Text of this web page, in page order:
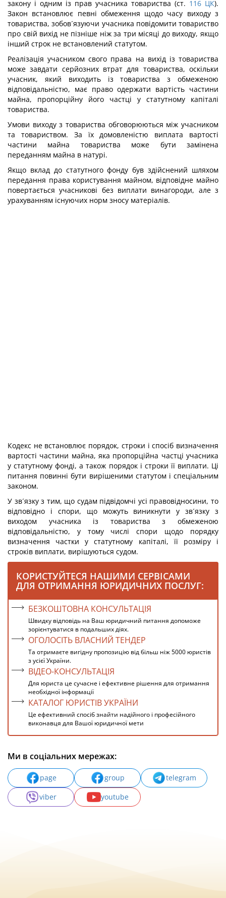
закону і одним із прав учасника товариства (ст. 116 ЦК).
Закон встановлює певні обмеження щодо часу виходу з
товариства, зобов´язуючи учасника повідомити товариство
про свій вихід не пізніше ніж за три місяці до виходу, якщо
інший строк не встановлений статутом.
Реалізація учасником свого права на вихід із товариства
може завдати серйозних втрат для товариства, оскільки
учасник, який виходить із товариства з обмеженою
відповідальністю, має право одержати вартість частини
майна, пропорційну його частці у статутному капіталі
товариства.
Умови виходу з товариства обговорюються між учасником
та товариством. За їх домовленістю виплата вартості
частини майна товариства може бути замінена
переданням майна в натурі.
Якщо вклад до статутного фонду був здійснений шляхом
передання права користування майном, відповідне майно
повертається учасникові без виплати винагороди, але з
урахуванням існуючих норм зносу матеріалів.
Кодекс не встановлює порядок, строки і спосіб визначення
вартості частини майна, яка пропорційна частці учасника
у статутному фонді, а також порядок і строки її виплати. Ці
питання повинні бути вирішеними статутом і спеціальним
законом.
У зв´язку з тим, що судам підвідомчі усі правовідносини, то
відповідно і спори, що можуть виникнути у зв´язку з
виходом учасника із товариства з обмеженою
відповідальністю, у тому числі спори щодо порядку
визначення частки у статутному капіталі, її розміру і
строків виплати, вирішуються судом.
КОРИСТУЙТЕСЯ НАШИМИ СЕРВІСАМИ
ДЛЯ ОТРИМАННЯ ЮРИДИЧНИХ ПОСЛУГ:
БЕЗКОШТОВНА КОНСУЛЬТАЦІЯ
Швидку відповідь на Ваш юридичний питання допоможе
зорієнтуватися в подальших діях.
ОГОЛОСІТЬ ВЛАСНИЙ ТЕНДЕР
Та отримаєте вигідну пропозицію від більш ніж 5000 юристів
з усієї України.
ВІДЕО-КОНСУЛЬТАЦІЯ
Для юриста це сучасне і ефективне рішення для отримання
необхідної інформації
КАТАЛОГ ЮРИСТІВ УКРАЇНИ
Це ефективний спосіб знайти надійного і професійного
виконавця для Вашої юридичної мети
Ми в соціальних мережах:
page group
telegram
viber
youtube